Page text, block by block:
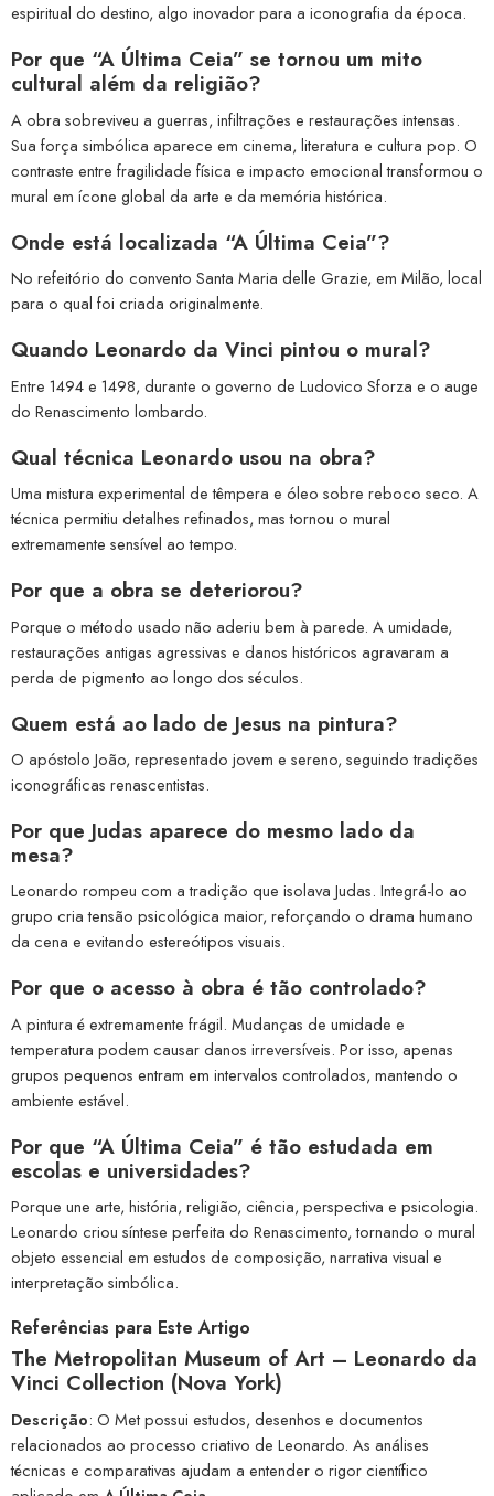
espiritual do destino, algo inovador para a iconografia da época.
Por que “A Última Ceia” se tornou um mito
cultural além da religião?
A obra sobreviveu a guerras, infiltrações e restaurações intensas.
Sua força simbólica aparece em cinema, literatura e cultura pop. O
contraste entre fragilidade física e impacto emocional transformou o
mural em ícone global da arte e da memória histórica.
Onde está localizada “A Última Ceia”?
No refeitório do convento Santa Maria delle Grazie, em Milão, local
para o qual foi criada originalmente.
Quando Leonardo da Vinci pintou o mural?
Entre 1494 e 1498, durante o governo de Ludovico Sforza e o auge
do Renascimento lombardo.
Qual técnica Leonardo usou na obra?
Uma mistura experimental de têmpera e óleo sobre reboco seco. A
técnica permitiu detalhes refinados, mas tornou o mural
extremamente sensível ao tempo.
Por que a obra se deteriorou?
Porque o método usado não aderiu bem à parede. A umidade,
restaurações antigas agressivas e danos históricos agravaram a
perda de pigmento ao longo dos séculos.
Quem está ao lado de Jesus na pintura?
O apóstolo João, representado jovem e sereno, seguindo tradições
iconográficas renascentistas.
Por que Judas aparece do mesmo lado da
mesa?
Leonardo rompeu com a tradição que isolava Judas. Integrá-lo ao
grupo cria tensão psicológica maior, reforçando o drama humano
da cena e evitando estereótipos visuais.
Por que o acesso à obra é tão controlado?
A pintura é extremamente frágil. Mudanças de umidade e
temperatura podem causar danos irreversíveis. Por isso, apenas
grupos pequenos entram em intervalos controlados, mantendo o
ambiente estável.
Por que “A Última Ceia” é tão estudada em
escolas e universidades?
Porque une arte, história, religião, ciência, perspectiva e psicologia.
Leonardo criou síntese perfeita do Renascimento, tornando o mural
objeto essencial em estudos de composição, narrativa visual e
interpretação simbólica.
Referências para Este Artigo
The Metropolitan Museum of Art – Leonardo da
Vinci Collection (Nova York)
Descrição: O Met possui estudos, desenhos e documentos
relacionados ao processo criativo de Leonardo. As análises
técnicas e comparativas ajudam a entender o rigor científico